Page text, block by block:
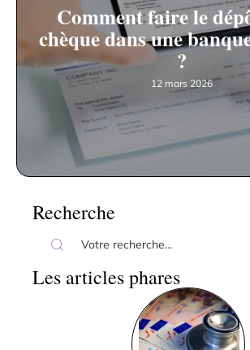
Comment faire le
chèque dans une
?
12 mars 2026
Recherche
Les articles phares